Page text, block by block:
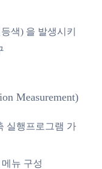
색) 을 발생시키
Measurement)
실행프로그램 가
뉴 구성